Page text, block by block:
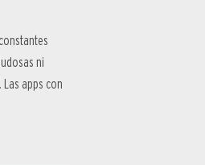
ni
apps con